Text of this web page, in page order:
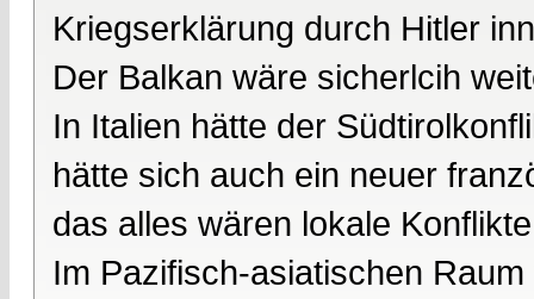
Kriegserklärung durch Hitler
Der Balkan wäre sicherlcih
In Italien hätte der
hätte sich auch ein neuer
das alles wären lokale
Im Pazifisch-asiatischen